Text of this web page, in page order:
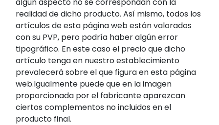
realidad de dicho producto. Así mismo, todos los
artículos de esta página web están valorados
con su PVP, pero podría haber algún error
tipográfico. En este caso el precio que dicho
artículo tenga en nuestro establecimiento
prevalecerá sobre el que figura en esta página
web.Igualmente puede que en la imagen
proporcionada por el fabricante aparezcan
ciertos complementos no incluidos en el
producto final.